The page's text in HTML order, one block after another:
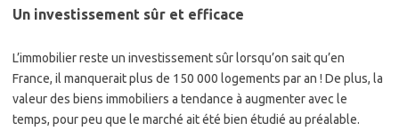
Un investissement sûr et efficace
L’immobilier reste un investissement sûr lorsqu’on sait qu’en
France, il manquerait plus de 150 000 logements par an ! De plus, la
valeur des biens immobiliers a tendance à augmenter avec le
temps, pour peu que le marché ait été bien étudié au préalable.